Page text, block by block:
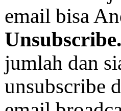
email bisa
Unsubscribe.
jumlah dan
unsubscribe